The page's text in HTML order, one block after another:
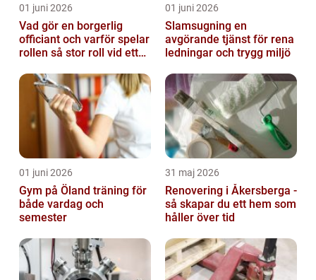
01 juni 2026
Vad gör en borgerlig
officiant och varför spelar
rollen så stor roll vid ett
01 juni 2026
Slamsugning en
avgörande tjänst för rena
ledningar och trygg miljö
01 juni 2026
Gym på Öland träning för
både vardag och
semester
31 maj 2026
Renovering i Åkersberga -
så skapar du ett hem som
håller över tid